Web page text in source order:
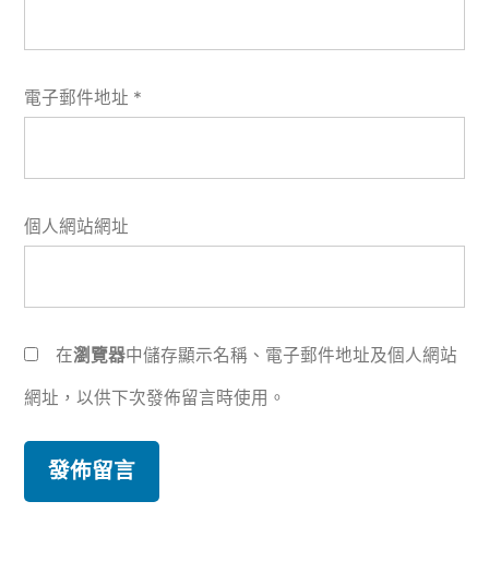
電子郵件地址 *
個人網站網址
在瀏覽器中儲存顯示名稱、電子郵件地址及個人網站
網址，以供下次發佈留言時使用。